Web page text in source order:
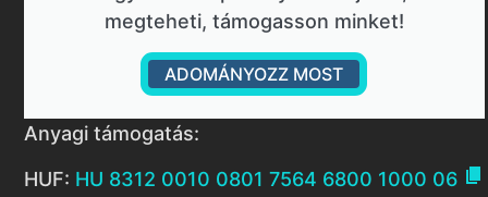
megteheti, támogasson minket!
ADOMÁNYOZZ MOST
Anyagi támogatás:
HUF: HU 8312 0010 0801 7564 6800 1000 06 